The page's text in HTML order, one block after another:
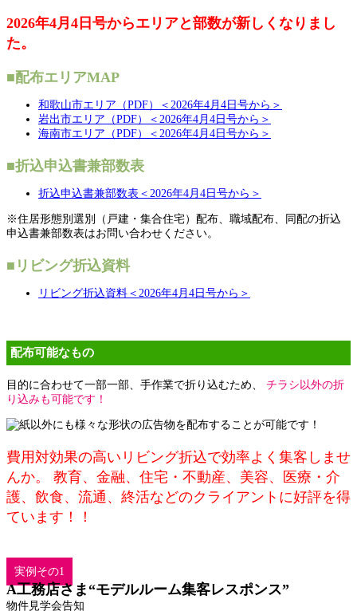
2026年4月4日号からエリアと部数が新しくなりまし
た。
■配布エリアMAP
和歌山市エリア（PDF）＜2026年4月4日号から＞
岩出市エリア（PDF）＜2026年4月4日号から＞
海南市エリア（PDF）＜2026年4月4日号から＞
■折込申込書兼部数表
折込申込書兼部数表＜2026年4月4日号から＞
※住居形態別選別（戸建・集合住宅）配布、職域配布、同配の折込
申込書兼部数表はお問い合わせください。
■リビング折込資料
リビング折込資料＜2026年4月4日号から＞
配布可能なもの
目的に合わせて一部一部、手作業で折り込むため、 チラシ以外の折
り込みも可能です！
費用対効果の高いリビング折込で効率よく集客しませ
んか。 教育、金融、住宅・不動産、美容、医療・介
護、飲食、流通、終活などのクライアントに好評を得
ています！！
実例その1
A工務店さま“モデルルーム集客レスポンス”
物件見学会告知